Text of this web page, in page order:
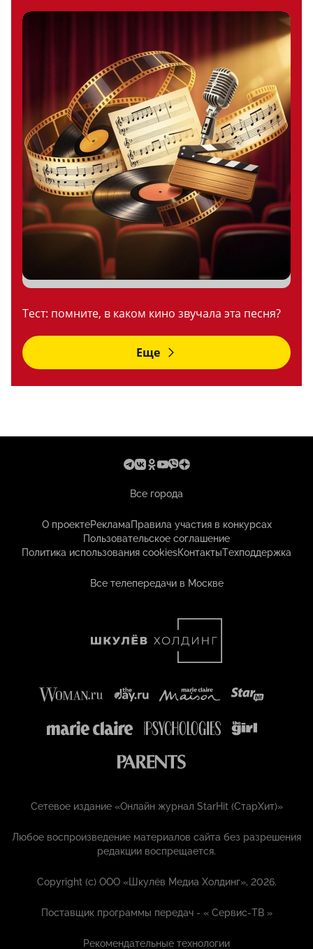
Тест: помните, в каком кино звучала эта песня?
Еще
Все города
О проектеРекламаПравила участия в конкурсах
Пользовательское соглашение
Политика использования cookiesКонтактыТехподдержка
Все телепередачи в Москве
Сетевое издание «Онлайн журнал StarHit (СтарХит)»
Любое воспроизведение материалов сайта без разрешения
редакции воспрещается.
Copyright (с) ООО «Шкулёв Медиа Холдинг», 2026.
Поставщик программы передач - «Сервис-ТВ »
Рекомендательные технологии